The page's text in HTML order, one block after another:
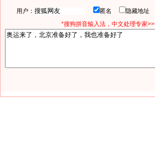
用户： 匿名 隐藏地址
*搜狗拼音输入法，中文处理专家>>